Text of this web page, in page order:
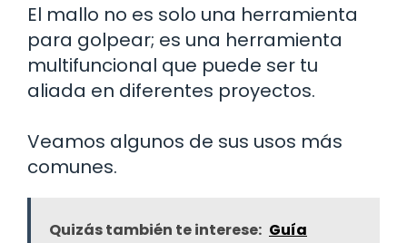
El mallo no es solo una herramienta
para golpear; es una herramienta
multifuncional que puede ser tu
aliada en diferentes proyectos.
Veamos algunos de sus usos más
comunes.
Quizás también te interese: Guía